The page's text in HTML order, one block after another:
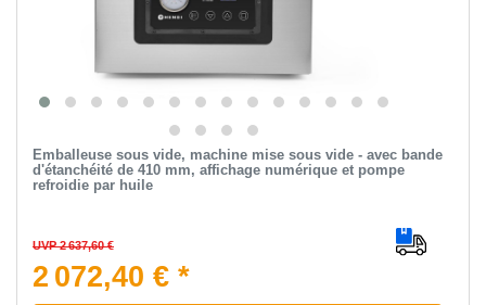
Emballeuse sous vide, machine mise sous vide - avec bande
d'étanchéité de 410 mm, affichage numérique et pompe
refroidie par huile
UVP 2 637,60 €
2 072,40 € *